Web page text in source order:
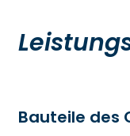
Bauteile des